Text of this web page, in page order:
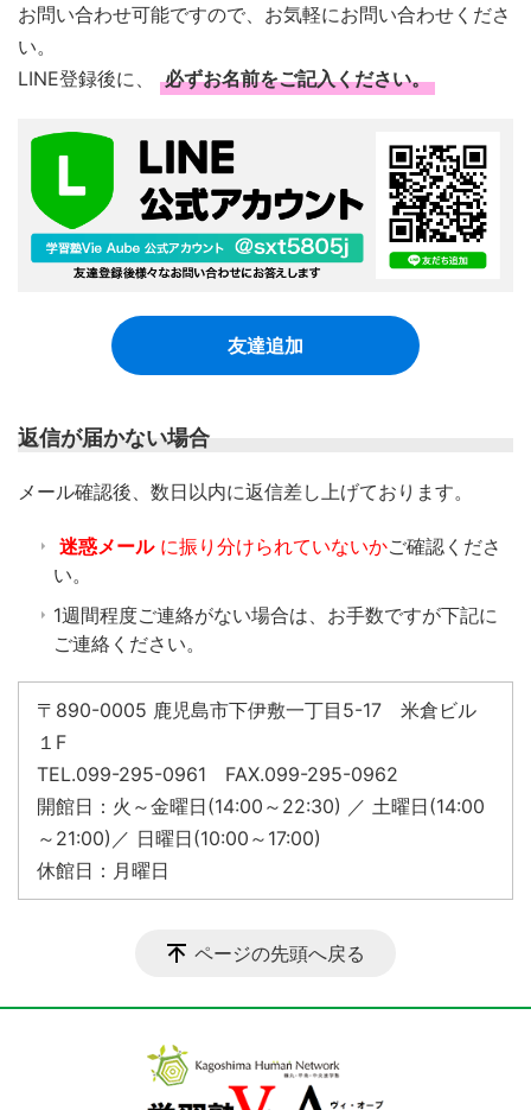
お問い合わせ可能ですので、お気軽にお問い合わせくださ
い。
LINE登録後に、
必ずお名前をご記入ください。
友達追加
返信が届かない場合
​メール確認後、数日以内に返信差し上げております。
迷惑メール に振り分けられていないかご確認くださ
い。
1週間程度ご連絡がない場合は、お手数ですが下記に
ご連絡ください。
〒890-0005 鹿児島市下伊敷一丁目5-17 米倉ビル
１F
TEL.099-295-0961 FAX.099-295-0962
開館日：火～金曜日(14:00～22:30) ／ 土曜日(14:00
～21:00)／ 日曜日(10:00～17:00)
休館日：月曜日
ページの先頭へ戻る